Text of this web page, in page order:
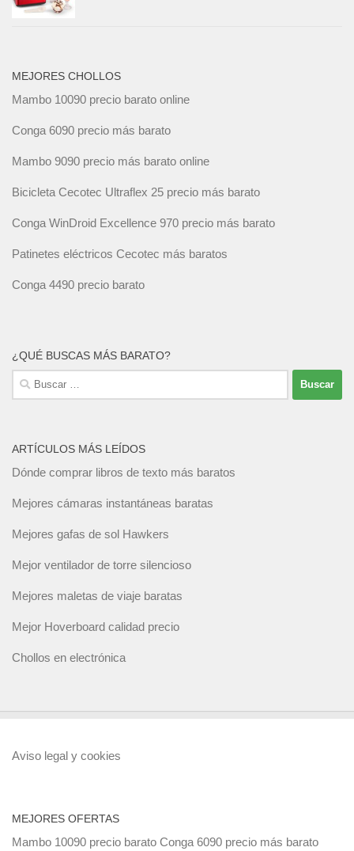
MEJORES CHOLLOS
Mambo 10090 precio barato online
Conga 6090 precio más barato
Mambo 9090 precio más barato online
Bicicleta Cecotec Ultraflex 25 precio más barato
Conga WinDroid Excellence 970 precio más barato
Patinetes eléctricos Cecotec más baratos
Conga 4490 precio barato
¿QUÉ BUSCAS MÁS BARATO?
Buscar:
ARTÍCULOS MÁS LEÍDOS
Dónde comprar libros de texto más baratos
Mejores cámaras instantáneas baratas
Mejores gafas de sol Hawkers
Mejor ventilador de torre silencioso
Mejores maletas de viaje baratas
Mejor Hoverboard calidad precio
Chollos en electrónica
Aviso legal y cookies
MEJORES OFERTAS
Mambo 10090 precio barato Conga 6090 precio más barato